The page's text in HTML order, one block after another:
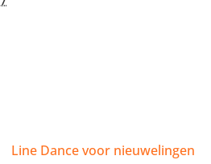
Line Dance voor nieuwelingen